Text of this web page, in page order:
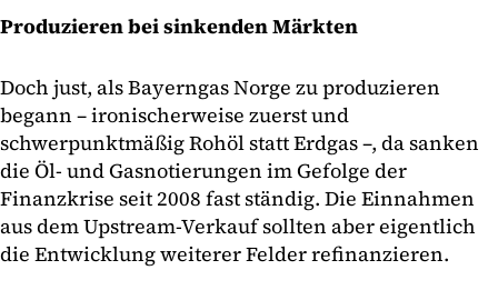
Produzieren bei sinkenden Märkten
Doch just, als Bayerngas Norge zu produzieren
begann – ironischerweise zuerst und
schwerpunktmäßig Rohöl statt Erdgas –, da sanken
die Öl- und Gasnotierungen im Gefolge der
Finanzkrise seit 2008 fast ständig. Die Einnahmen
aus dem Upstream-Verkauf sollten aber eigentlich
die Entwicklung weiterer Felder refinanzieren.